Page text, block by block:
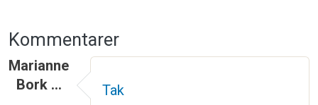
Kommentarer
Marianne
Bork …
Tak